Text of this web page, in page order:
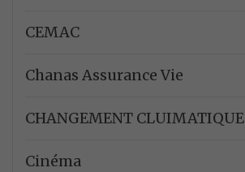
CEMAC
Chanas Assurance Vie
CHANGEMENT CLUIMATIQUE
Cinéma